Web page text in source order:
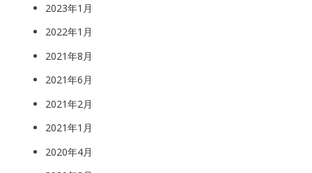
2023年1月
2022年1月
2021年8月
2021年6月
2021年2月
2021年1月
2020年4月